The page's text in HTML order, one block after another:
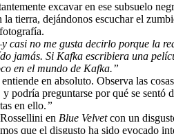
excavar en ese subsuelo
tierra, dejándonos escuchar el
no me gusta decirlo porque la
jamás. Si Kafka escribiera una
en el mundo de Kafka.”
en absoluto. Observa las
preguntarse por qué se
en ello.”
en Blue Velvetcon un
que el disgusto ha sido